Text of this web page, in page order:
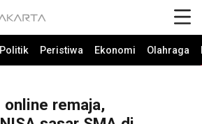
Politik Peristiwa Ekonomi Olahraga
remaja,